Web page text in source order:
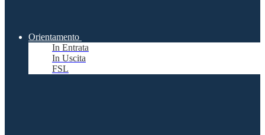
Orientamento
In Entrata
In Uscita
FSL